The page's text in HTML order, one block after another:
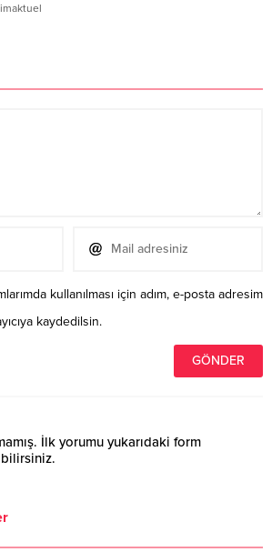
kullanılması için adım, e-posta adresim
kaydedilsin.
İlk yorumu yukarıdaki form